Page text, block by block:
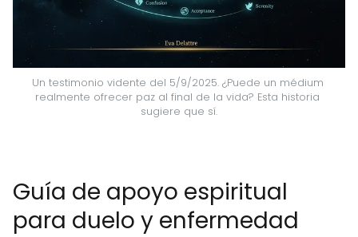
Un testimonio vidente del 5/9/2025. ¿Puede un médium
realmente ofrecer paz al final de la vida? Esta historia
sugiere que sí.
Guía de apoyo espiritual
para duelo y enfermedad